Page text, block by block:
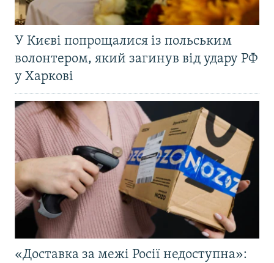
У Києві попрощалися із польським
волонтером, який загинув від удару РФ
у Харкові
«Доставка за межі Росії недоступна»: